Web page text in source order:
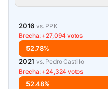
2016 vs. PPK
Brecha: +27,094 votos
52.78%
2021 vs. Pedro Castillo
Brecha: +24,324 votos
52.48%